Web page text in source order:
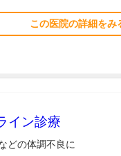
この医院の詳細をみ
イン診療
どの体調不良に